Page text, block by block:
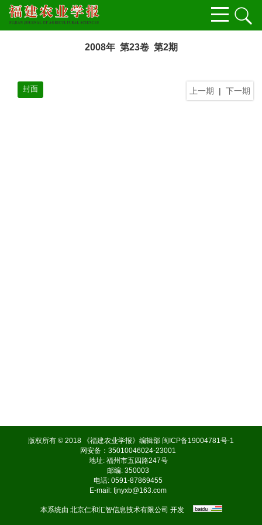
2008年 第23卷 第2期
上一期 | 下一期
封面
版权所有 © 2018 《福建农业学报》编辑部 闽ICP备19004781号-1
网安备：35010046024-23001
地址: 福州市五四路247号
邮编: 350003
电话: 0591-87869455
E-mail: fjnyxb@163.com
本系统由 北京仁和汇智信息技术有限公司 开发